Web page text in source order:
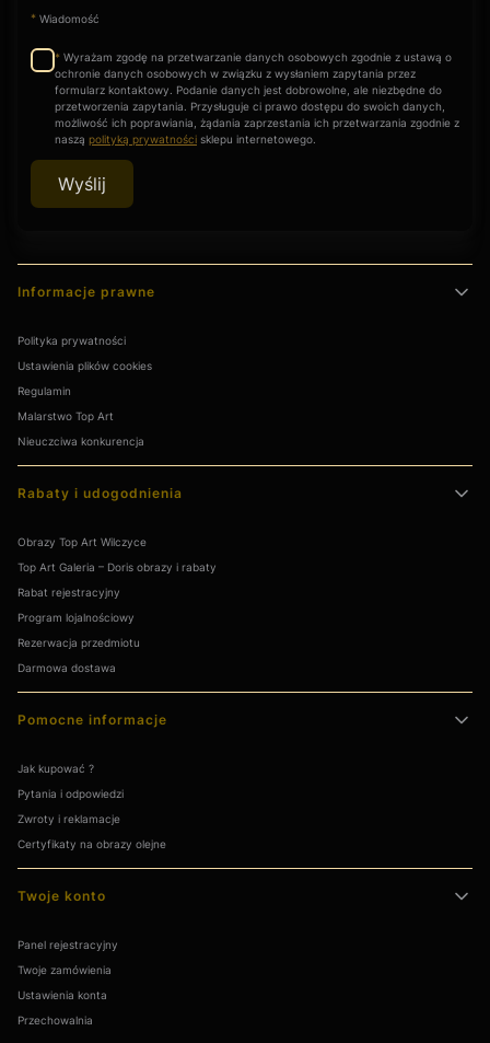
* Wiadomość
* Wyrażam zgodę na przetwarzanie danych osobowych zgodnie z ustawą o
ochronie danych osobowych w związku z wysłaniem zapytania przez
formularz kontaktowy. Podanie danych jest dobrowolne, ale niezbędne do
przetworzenia zapytania. Przysługuje ci prawo dostępu do swoich danych,
możliwość ich poprawiania, żądania zaprzestania ich przetwarzania zgodnie z
naszą polityką prywatności sklepu internetowego.
Wyślij
Linki w stopce
Informacje prawne
Polityka prywatności
Ustawienia plików cookies
Regulamin
Malarstwo Top Art
Nieuczciwa konkurencja
Rabaty i udogodnienia
Obrazy Top Art Wilczyce
Top Art Galeria – Doris obrazy i rabaty
Rabat rejestracyjny
Program lojalnościowy
Rezerwacja przedmiotu
Darmowa dostawa
Pomocne informacje
Jak kupować ?
Pytania i odpowiedzi
Zwroty i reklamacje
Certyfikaty na obrazy olejne
Twoje konto
Panel rejestracyjny
Twoje zamówienia
Ustawienia konta
Przechowalnia